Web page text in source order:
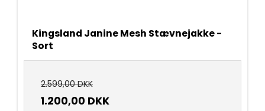
Kingsland Janine Mesh Stævnejakke -
Sort
2.599,00 DKK
1.200,00 DKK